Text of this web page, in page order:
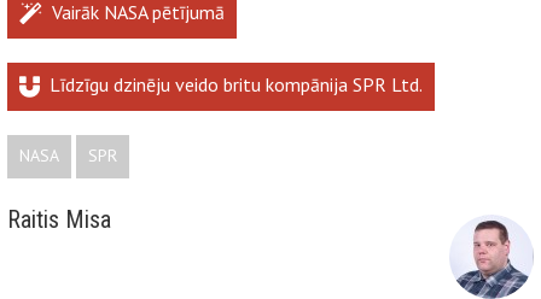
Vairāk NASA pētījumā
Līdzīgu dzinēju veido britu kompānija SPR Ltd.
NASA SPR
Raitis Misa